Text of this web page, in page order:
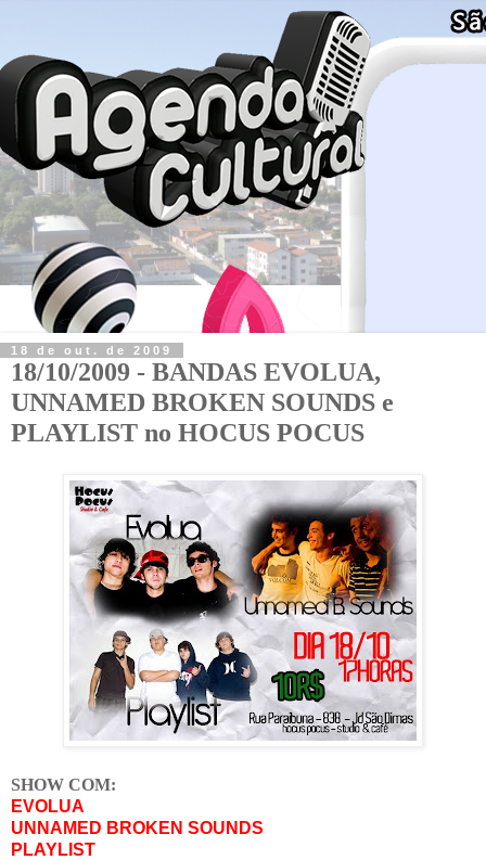
18 de out. de 2009
18/10/2009 - BANDAS EVOLUA,
UNNAMED BROKEN SOUNDS e
PLAYLIST no HOCUS POCUS
SHOW COM:
EVOLUA
UNNAMED BROKEN SOUNDS
PLAYLIST